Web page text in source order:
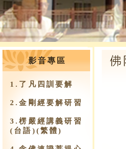
影音專區
1.了凡四訓要解
2.金剛經要解研習
3.楞嚴經講義研習
(台語)(繁體)